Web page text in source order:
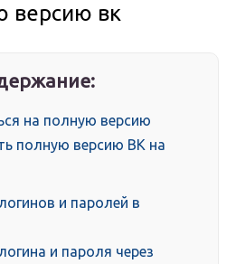
версию вк
на полную версию
полную версию ВК на
и паролей в
и пароля через